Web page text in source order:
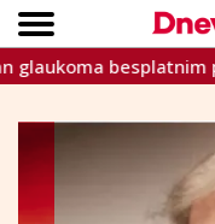
besplatnim